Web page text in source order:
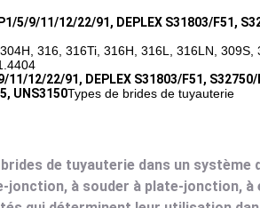
5/9/11/12/22/91, DEPLEX S31803/F51,
316, 316Ti, 316H, 316L, 316LN,
11/12/22/91, DEPLEX S31803/F51, S32750/
UNS3150Types de brides de tuyauterie
de tuyauterie dans un système
jonction, à souder à plate-jonction,